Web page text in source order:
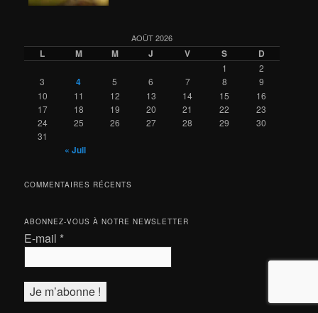
AOÛT 2026
L M M J V S D
1
2
3
4 5 6 7 8
9
10
11 12 13 14 15
16
17
18 19 20 21 22
23
24
25 26 27 28 29
30
31
« Juil
COMMENTAIRES RÉCENTS
ABONNEZ-VOUS À NOTRE NEWSLETTER
E-mail *